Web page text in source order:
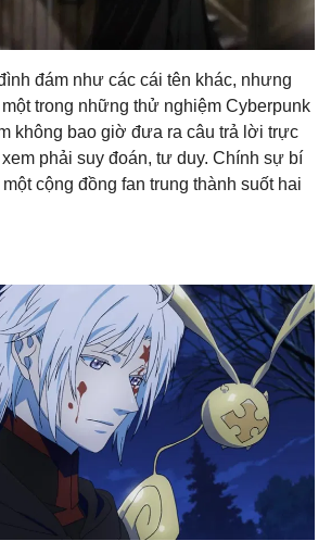
đám như các cái tên khác, nhưng
trong những thử nghiệm Cyberpunk
không bao giờ đưa ra câu trả lời trực
phải suy đoán, tư duy. Chính sự bí
cộng đồng fan trung thành suốt hai